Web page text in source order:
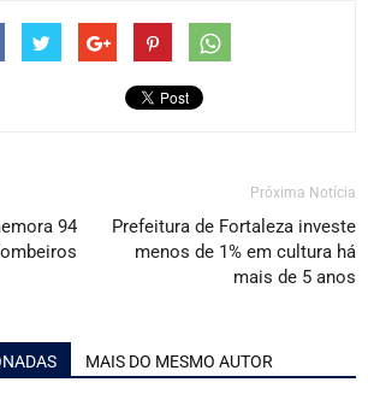
94
Próxima Notícia
Prefeitura de Fortaleza investe
menos de 1% em cultura há
mais de 5 anos
MAIS DO MESMO AUTOR